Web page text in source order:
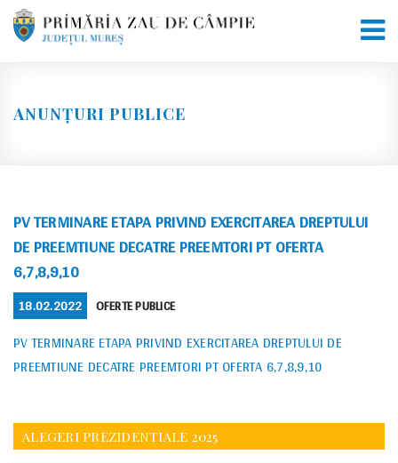
Skip
ANUNȚURI PUBLICE
PV TERMINARE ETAPA PRIVIND EXERCITAREA DREPTULUI
DE PREEMTIUNE DECATRE PREEMTORI PT OFERTA
6,7,8,9,10
POSTED
ON
18.02.2022 CATEGORIES
OFERTE PUBLICE
PV TERMINARE ETAPA PRIVIND EXERCITAREA DREPTULUI DE
PREEMTIUNE DECATRE PREEMTORI PT OFERTA 6,7,8,9,10
ALEGERI PREZIDENTIALE 2025